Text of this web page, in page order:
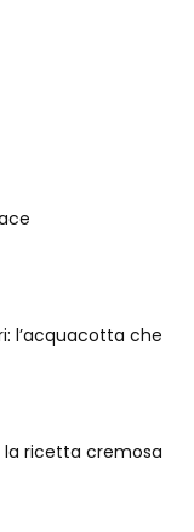
l’acquacotta che
la ricetta cremosa